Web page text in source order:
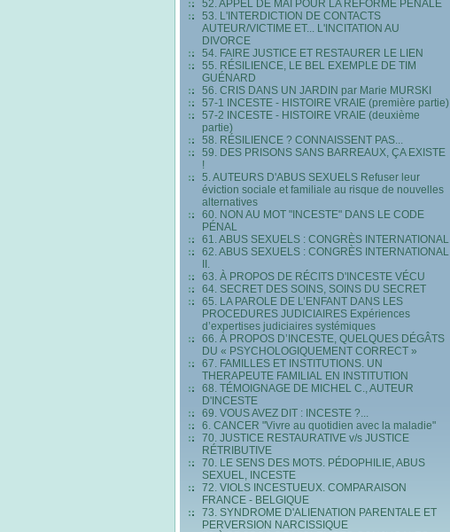
52. APPEL DE MAI POUR LA RÉFORME PÉNALE
53. L'INTERDICTION DE CONTACTS
AUTEUR/VICTIME ET... L'INCITATION AU
DIVORCE
54. FAIRE JUSTICE ET RESTAURER LE LIEN
55. RÉSILIENCE, LE BEL EXEMPLE DE TIM
GUÉNARD
56. CRIS DANS UN JARDIN par Marie MURSKI
57-1 INCESTE - HISTOIRE VRAIE (première partie)
57-2 INCESTE - HISTOIRE VRAIE (deuxième
partie)
58. RÉSILIENCE ? CONNAISSENT PAS...
59. DES PRISONS SANS BARREAUX, ÇA EXISTE
!
5. AUTEURS D'ABUS SEXUELS Refuser leur
éviction sociale et familiale au risque de nouvelles
alternatives
60. NON AU MOT "INCESTE" DANS LE CODE
PÉNAL
61. ABUS SEXUELS : CONGRÈS INTERNATIONAL
62. ABUS SEXUELS : CONGRÈS INTERNATIONAL
II.
63. À PROPOS DE RÉCITS D'INCESTE VÉCU
64. SECRET DES SOINS, SOINS DU SECRET
65. LA PAROLE DE L’ENFANT DANS LES
PROCEDURES JUDICIAIRES Expériences
d’expertises judiciaires systémiques
66. À PROPOS D’INCESTE, QUELQUES DÉGÂTS
DU « PSYCHOLOGIQUEMENT CORRECT »
67. FAMILLES ET INSTITUTIONS. UN
THERAPEUTE FAMILIAL EN INSTITUTION
68. TÉMOIGNAGE DE MICHEL C., AUTEUR
D'INCESTE
69. VOUS AVEZ DIT : INCESTE ?...
6. CANCER "Vivre au quotidien avec la maladie"
70. JUSTICE RESTAURATIVE v/s JUSTICE
RÉTRIBUTIVE
70. LE SENS DES MOTS. PÉDOPHILIE, ABUS
SEXUEL, INCESTE
72. VIOLS INCESTUEUX. COMPARAISON
FRANCE - BELGIQUE
73. SYNDROME D'ALIENATION PARENTALE ET
PERVERSION NARCISSIQUE